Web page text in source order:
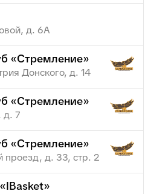
д. 6А
«Стремление»
Донского, д. 14
«Стремление»
д. 7
«Стремление»
проезд, д. 33, стр. 2